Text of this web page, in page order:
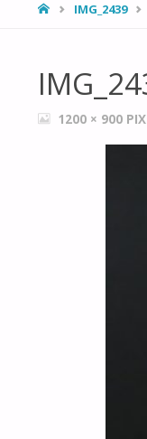
HOMEIMG_2439
FULL1200 × 900